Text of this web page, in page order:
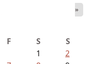
»
F S
S
1
2